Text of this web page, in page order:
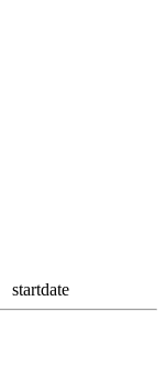
startdate